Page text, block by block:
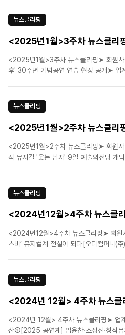
콤]뮤지컬 '명성황후'..
뉴스클리핑
<2025년1월>3주차 뉴스클리
<2025년1월>3주차 뉴스클리핑➤ 회원
후' 30주년 기념공연 연습 현장 공개➤ 업
컬계 창작진 ‘콤비’ 플레이'키즈컬 아시아로..
뉴스클리핑
<2025년1월>2주차 뉴스클리
<2025년1월>2주차 뉴스클리핑➤ 회원
작 뮤지컬 '웃는 남자' 9일 예술의전당 개
아 연습실 공개[(주)..
뉴스클리핑
<2024년12월>4주차 뉴스클
<2024년12월>4주차 뉴스클리핑➤ 회원
츠비’ 뮤지컬계 전설이 되다[오디컴퍼니
개![(주)쇼노트]쇼노트, 2025..
뉴스클리핑
<2024년 12월> 4주차 뉴스클
<2024년 12월> 4주차 뉴스클리핑➤ 업
산②[2025 공연계] 임윤찬·조성진·창작